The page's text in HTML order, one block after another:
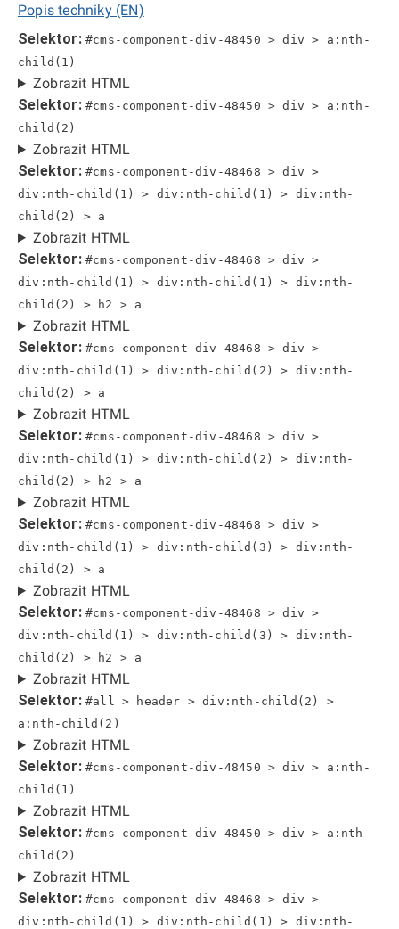
Popis techniky (EN)
Selektor: #cms-component-div-48450 > div > a:nth-
child(1)
Zobrazit HTML
Selektor: #cms-component-div-48450 > div > a:nth-
child(2)
Zobrazit HTML
Selektor: #cms-component-div-48468 > div >
div:nth-child(1) > div:nth-child(1) > div:nth-
child(2) > a
Zobrazit HTML
Selektor: #cms-component-div-48468 > div >
div:nth-child(1) > div:nth-child(1) > div:nth-
child(2) > h2 > a
Zobrazit HTML
Selektor: #cms-component-div-48468 > div >
div:nth-child(1) > div:nth-child(2) > div:nth-
child(2) > a
Zobrazit HTML
Selektor: #cms-component-div-48468 > div >
div:nth-child(1) > div:nth-child(2) > div:nth-
child(2) > h2 > a
Zobrazit HTML
Selektor: #cms-component-div-48468 > div >
div:nth-child(1) > div:nth-child(3) > div:nth-
child(2) > a
Zobrazit HTML
Selektor: #cms-component-div-48468 > div >
div:nth-child(1) > div:nth-child(3) > div:nth-
child(2) > h2 > a
Zobrazit HTML
Selektor: #all > header > div:nth-child(2) >
a:nth-child(2)
Zobrazit HTML
Selektor: #cms-component-div-48450 > div > a:nth-
child(1)
Zobrazit HTML
Selektor: #cms-component-div-48450 > div > a:nth-
child(2)
Zobrazit HTML
Selektor: #cms-component-div-48468 > div >
div:nth-child(1) > div:nth-child(1) > div:nth-